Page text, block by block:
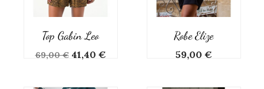
Top Gabin Leo
Prix
69,00 € Prix
41,40 €
Robe Elize
Prix
59,00 €